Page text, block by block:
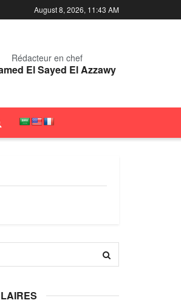
August 8, 2026, 11:43 AM
Rédacteur en chef
El Sayed El Azzawy